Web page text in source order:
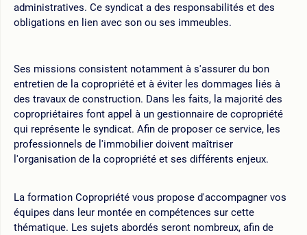
administratives. Ce syndicat a des responsabilités et des
obligations en lien avec son ou ses immeubles.
Ses missions consistent notamment à s'assurer du bon
entretien de la copropriété et à éviter les dommages liés à
des travaux de construction. Dans les faits, la majorité des
copropriétaires font appel à un gestionnaire de copropriété
qui représente le syndicat. Afin de proposer ce service, les
professionnels de l'immobilier doivent maîtriser
l'organisation de la copropriété et ses différents enjeux.
La formation Copropriété vous propose d'accompagner vos
équipes dans leur montée en compétences sur cette
thématique. Les sujets abordés seront nombreux, afin de